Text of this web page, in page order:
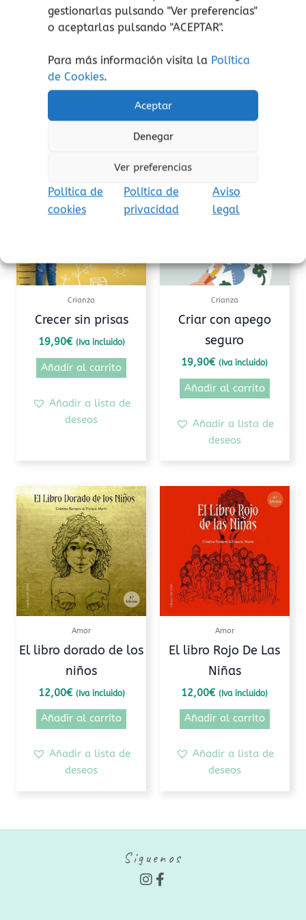
gestionarlas pulsando "Ver preferencias"
o aceptarlas pulsando "ACEPTAR".
Para más información visita la Política
de Cookies.
Aceptar
Denegar
Ver preferencias
Política de
cookies
Política de
privacidad
Aviso
legal
Este libro quiere dar respuesta a este vacío y a
estas demandas, proponiendouna mirada
positiva y respetuosa sobre la sexualidad
masculina, la primera eyaculación y el semen
Crianza
Crecer sin prisas
19,90€ (Iva incluido)
Añadir al carrito
Añadir a lista de
deseos
Crianza
Criar con apego
seguro
19,90€ (Iva incluido)
Añadir al carrito
Añadir a lista de
deseos
Amor
El libro dorado de los
niños
12,00€ (Iva incluido)
Añadir al carrito
Añadir a lista de
deseos
Amor
El libro Rojo De Las
Niñas
12,00€ (Iva incluido)
Añadir al carrito
Añadir a lista de
deseos
Síguenos
I
n
F
a